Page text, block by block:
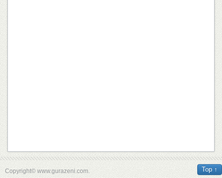
Copyright© www.gurazeni.com. Top ↑